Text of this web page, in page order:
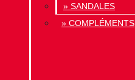
» SANDALES
» COMPLÉMENTS